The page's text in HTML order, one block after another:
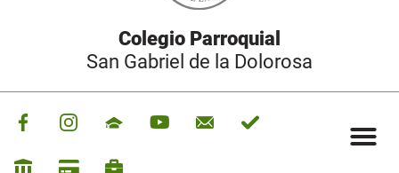
Colegio Parroquial
San Gabriel de la Dolorosa